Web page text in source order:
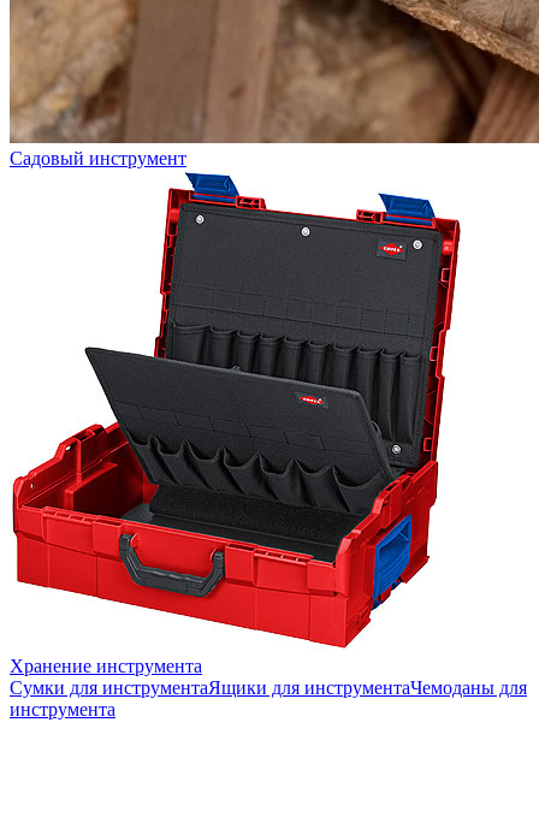
Садовый инструмент
Хранение инструмента
Сумки для инструментаЯщики для инструментаЧемоданы для
инструмента